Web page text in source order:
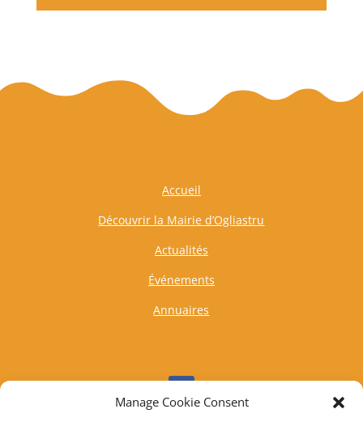
Manage Cookie Consent
Accueil
Découvrir la Mairie d’Ogliastru
Actualités
Événements
Annuaires